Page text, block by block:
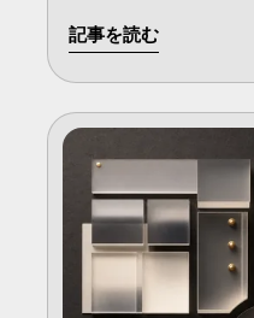
記事を読む